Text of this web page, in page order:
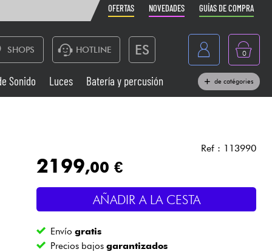
OFERTAS NOVEDADES GUÍAS DE COMPRA
SHOPS HOTLINE ES
France
Belgique
Nederland
0
Sistemas de Sonido
Vientos
Cables & Acces.
Sonido Luces Batería y percusión de catégories
Ref : 113990
2199,00 €
AÑADIR A LA CESTA
Envíogratis
Precios bajosgarantizados